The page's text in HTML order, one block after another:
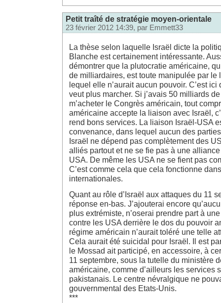
Petit traîté de stratégie moyen-orientale
23 février 2012 14:39, par Emmett33
La thèse selon laquelle Israël dicte la
Blanche est certainement intéressante.
démontrer que la plutocratie américaine,
de milliardaires, est toute manipulée par le
lequel elle n’aurait aucun pouvoir. C’est
veut plus marcher. Si j’avais 50 milliards
m’acheter le Congrès américain, tout
américaine accepte la liaison avec Israël,
rend bons services. La liaison Israël-USA
convenance, dans lequel aucun des
Israël ne dépend pas complètement des
alliés partout et ne se fie pas à une
USA. De même les USA ne se fient pas
C’est comme cela que cela fonctionne
internationales.
Quant au rôle d’Israël aux attaques du 11
réponse en-bas. J’ajouterai encore
plus extrémiste, n’oserai prendre part à
contre les USA derrière le dos du pouvoir
régime américain n’aurait toléré une telle
Cela aurait été suicidal pour Israël. Il est
le Mossad ait participé, en accessoire, à
11 septembre, sous la tutelle du ministère
américaine, comme d’ailleurs les services
pakistanais. Le centre névralgique ne
gouvernmental des Etats-Unis.
***